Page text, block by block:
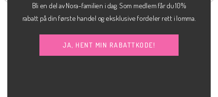
The celina skinny
kr1,200.00 BUKSE
Berlin slim high waist
Bli en del av Nora-familien i dag. Som medlem får du 10%
rabatt på din første handel og eksklusive fordeler rett i lomma.
JA, HENT MIN RABATTKODE!